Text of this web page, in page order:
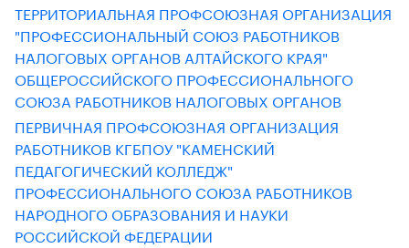
ТЕРРИТОРИАЛЬНАЯ ПРОФСОЮЗНАЯ ОРГАНИЗАЦИЯ
"ПРОФЕССИОНАЛЬНЫЙ СОЮЗ РАБОТНИКОВ
НАЛОГОВЫХ ОРГАНОВ АЛТАЙСКОГО КРАЯ"
ОБЩЕРОССИЙСКОГО ПРОФЕССИОНАЛЬНОГО
СОЮЗА РАБОТНИКОВ НАЛОГОВЫХ ОРГАНОВ
ПЕРВИЧНАЯ ПРОФСОЮЗНАЯ ОРГАНИЗАЦИЯ
РАБОТНИКОВ КГБПОУ "КАМЕНСКИЙ
ПЕДАГОГИЧЕСКИЙ КОЛЛЕДЖ"
ПРОФЕССИОНАЛЬНОГО СОЮЗА РАБОТНИКОВ
НАРОДНОГО ОБРАЗОВАНИЯ И НАУКИ
РОССИЙСКОЙ ФЕДЕРАЦИИ